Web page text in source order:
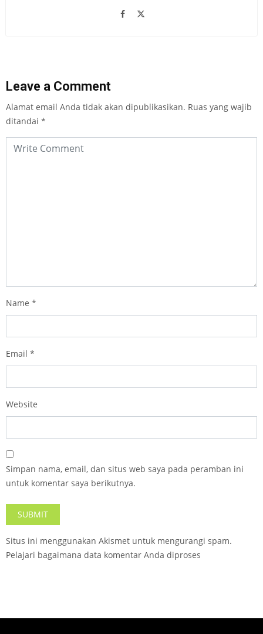
Leave a Comment
Alamat email Anda tidak akan dipublikasikan. Ruas yang wajib
ditandai *
Name *
Email *
Website
Simpan nama, email, dan situs web saya pada peramban ini
untuk komentar saya berikutnya.
Situs ini menggunakan Akismet untuk mengurangi spam.
Pelajari bagaimana data komentar Anda diproses